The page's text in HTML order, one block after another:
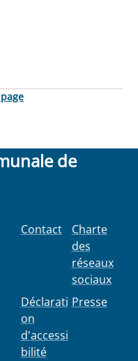
de
Contact
Déclarati
on
d'accessi
bilité
Charte
des
réseaux
sociaux
Presse